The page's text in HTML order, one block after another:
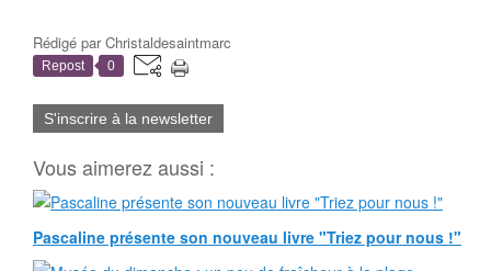
Rédigé parChristaldesaintmarc
Repost 0
S'inscrire à la newsletter
Vous aimerez aussi :
Pascaline présente son nouveau livre "Triez pour nous !"